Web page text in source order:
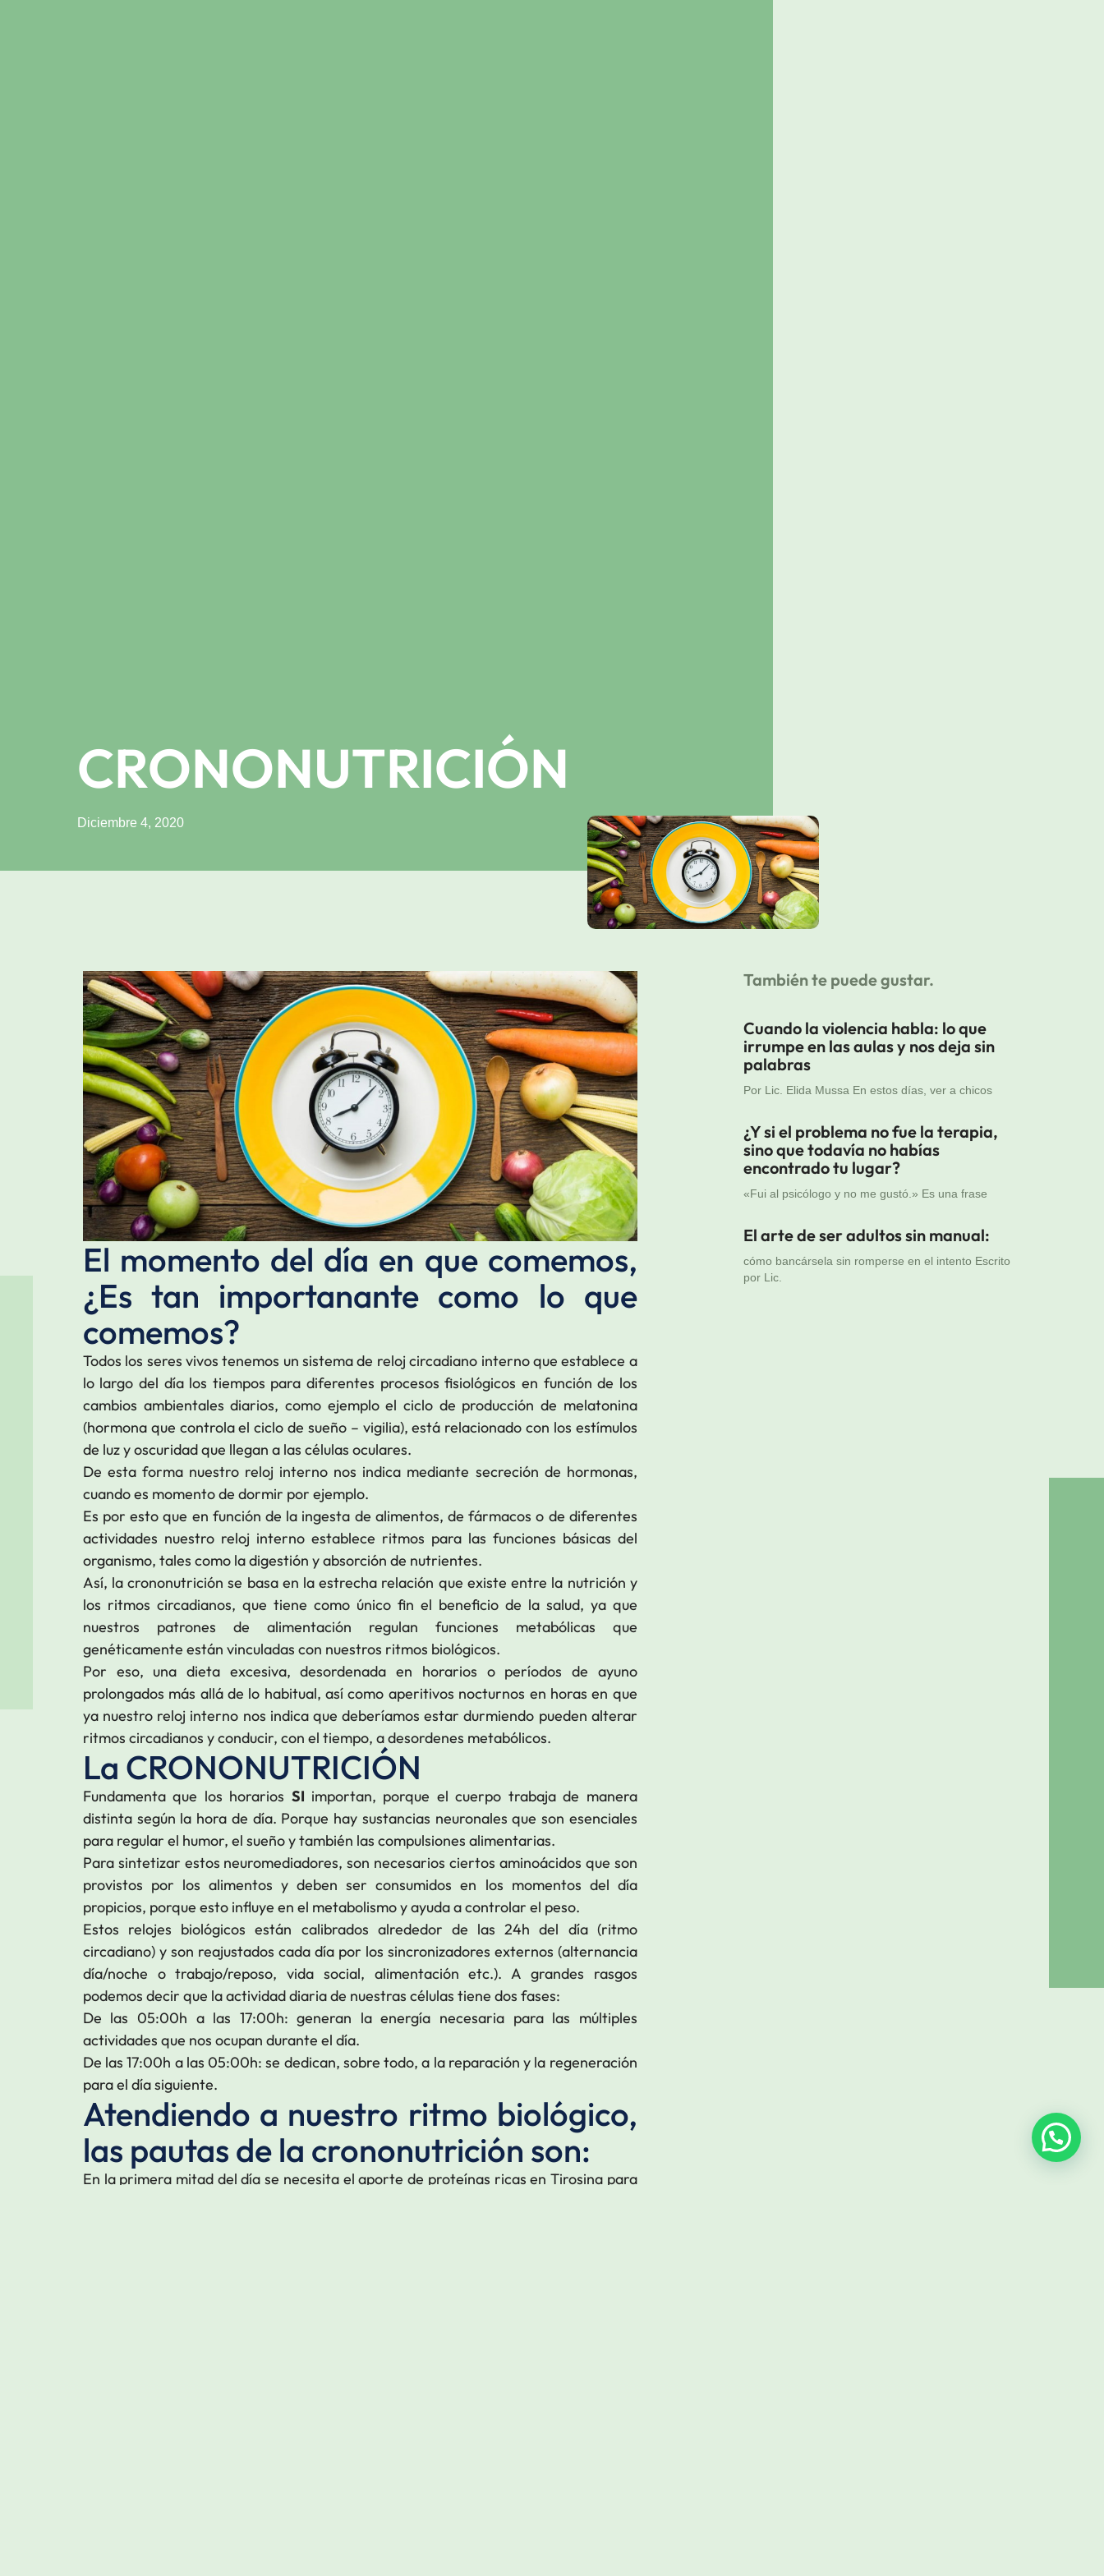
CRONONUTRICIÓN
Diciembre 4, 2020
El momento del día en que comemos,
¿Es tan importanante como lo que
comemos?
Todos los seres vivos tenemos un sistema de reloj circadiano interno que establece a
lo largo del día los tiempos para diferentes procesos fisiológicos en función de los
cambios ambientales diarios, como ejemplo el ciclo de producción de melatonina
(hormona que controla el ciclo de sueño – vigilia), está relacionado con los estímulos
de luz y oscuridad que llegan a las células oculares.
De esta forma nuestro reloj interno nos indica mediante secreción de hormonas,
cuando es momento de dormir por ejemplo.
Es por esto que en función de la ingesta de alimentos, de fármacos o de diferentes
actividades nuestro reloj interno establece ritmos para las funciones básicas del
organismo, tales como la digestión y absorción de nutrientes.
Así, la crononutrición se basa en la estrecha relación que existe entre la nutrición y
los ritmos circadianos, que tiene como único fin el beneficio de la salud, ya que
nuestros patrones de alimentación regulan funciones metabólicas que
genéticamente están vinculadas con nuestros ritmos biológicos.
Por eso, una dieta excesiva, desordenada en horarios o períodos de ayuno
prolongados más allá de lo habitual, así como aperitivos nocturnos en horas en que
ya nuestro reloj interno nos indica que deberíamos estar durmiendo pueden alterar
ritmos circadianos y conducir, con el tiempo, a desordenes metabólicos.
La CRONONUTRICIÓN
Fundamenta que los horarios SI importan, porque el cuerpo trabaja de manera
distinta según la hora de día. Porque hay sustancias neuronales que son esenciales
para regular el humor, el sueño y también las compulsiones alimentarias.
Para sintetizar estos neuromediadores, son necesarios ciertos aminoácidos que son
provistos por los alimentos y deben ser consumidos en los momentos del día
propicios, porque esto influye en el metabolismo y ayuda a controlar el peso.
Estos relojes biológicos están calibrados alrededor de las 24h del día (ritmo
circadiano) y son reajustados cada día por los sincronizadores externos (alternancia
día/noche o trabajo/reposo, vida social, alimentación etc.). A grandes rasgos
podemos decir que la actividad diaria de nuestras células tiene dos fases:
De las 05:00h a las 17:00h: generan la energía necesaria para las múltiples
actividades que nos ocupan durante el día.
De las 17:00h a las 05:00h: se dedican, sobre todo, a la reparación y la regeneración
para el día siguiente.
Atendiendo a nuestro ritmo biológico,
las pautas de la crononutrición son:
En la primera mitad del día se necesita el aporte de proteínas ricas en Tirosina para
También te puede gustar.
Cuando la violencia habla: lo que
irrumpe en las aulas y nos deja sin
palabras
Por Lic. Elida Mussa En estos días, ver a chicos
¿Y si el problema no fue la terapia,
sino que todavía no habías
encontrado tu lugar?
«Fui al psicólogo y no me gustó.» Es una frase
El arte de ser adultos sin manual:
cómo bancársela sin romperse en el intento Escrito
por Lic.